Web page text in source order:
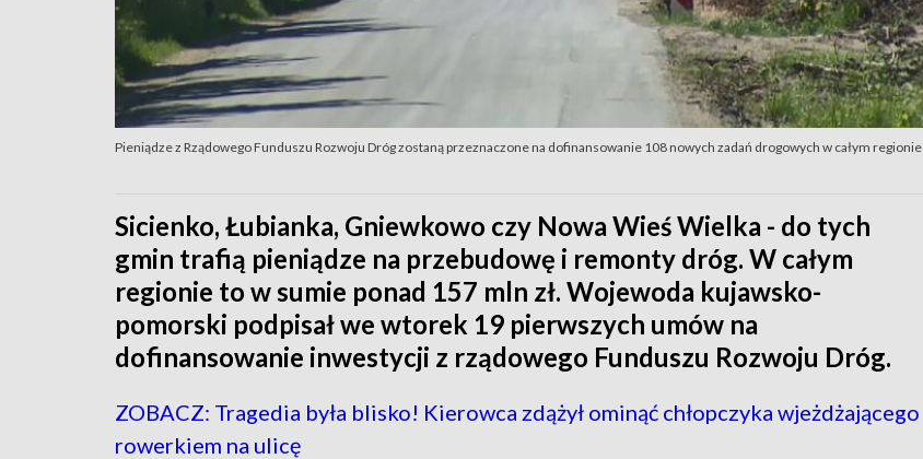
Pieniądze z Rządowego Funduszu Rozwoju Dróg zostaną przeznaczone na dofinansowanie 108 nowych zadań drogowych w całym regionie
Sicienko, Łubianka, Gniewkowo czy Nowa Wieś Wielka - do tych
gmin trafią pieniądze na przebudowę i remonty dróg. W całym
regionie to w sumie ponad 157 mln zł. Wojewoda kujawsko-
pomorski podpisał we wtorek 19 pierwszych umów na
dofinansowanie inwestycji z rządowego Funduszu Rozwoju Dróg.
ZOBACZ: Tragedia była blisko! Kierowca zdążył ominąć chłopczyka wjeżdżającego
rowerkiem na ulicę